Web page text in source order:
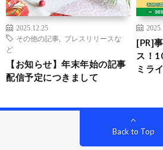
2025.12.25
その他の記事
プレスリリースな
ど
【お知らせ】年末年始の記事
配信予定につきまして
[PR]
ス！
ミラ
Back to Top